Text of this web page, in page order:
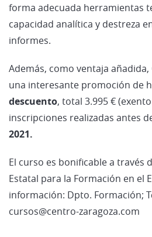
forma adecuada herramientas
capacidad analítica y destreza
informes.
Además, como ventaja
una interesante promoción de
descuento, total 3.995 €
inscripciones realizadas antes
2021.
El curso es bonificable a través
Estatal para la Formación en el
información: Dpto. Formación;
cursos@centro-zaragoza.com